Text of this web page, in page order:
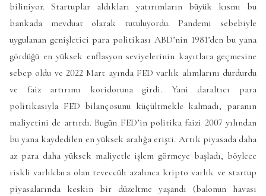
biliniyor. Startuplar aldıkları yatırımların büyük kısmı bu
bankada mevduat olarak tutuluyordu. Pandemi sebebiyle
uygulanan genişletici para politikası ABD’nin 1981’den bu yana
gördüğü en yüksek enflasyon seviyelerinin kayıtlara geçmesine
sebep oldu ve 2022 Mart ayında FED varlık alımlarını durdurdu
ve faiz artırımı koridoruna girdi. Yani daraltıcı para
politikasıyla FED bilançosunu küçültmekle kalmadı, paranın
maliyetini de artırdı. Bugün FED’in politika faizi 2007 yılından
bu yana kaydedilen en yüksek aralığa erişti. Artık piyasada daha
az para daha yüksek maliyetle işlem görmeye başladı, böylece
riskli varlıklara olan teveccüh azalınca kripto varlık ve startup
piyasalarında keskin bir düzeltme yaşandı (balonun havası